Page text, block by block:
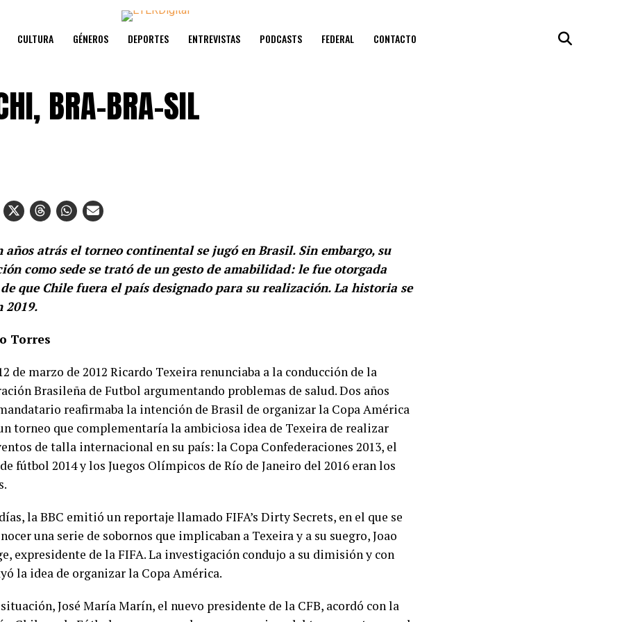
CULTURA GÉNEROS DEPORTES ENTREVISTAS PODCASTS FEDERAL CONTACTO
BRA-BRA-SIL
años atrás el torneo continental se jugó en Brasil. Sin embargo, su
como sede se trató de un gesto de amabilidad: le fue otorgada
que Chile fuera el país designado para su realización. La historia se
2019.
Torres
de marzo de 2012 Ricardo Texeira renunciaba a la conducción de la
Brasileña de Futbol argumentando problemas de salud. Dos años
reafirmaba la intención de Brasil de organizar la Copa América
torneo que complementaría la ambiciosa idea de Texeira de realizar
de talla internacional en su país: la Copa Confederaciones 2013, el
fútbol 2014 y los Juegos Olímpicos de Río de Janeiro del 2016 eran los
la BBC emitió un reportaje llamado FIFA’s Dirty Secrets, en el que se
una serie de sobornos que implicaban a Texeira y a su suegro, Joao
expresidente de la FIFA. La investigación condujo a su dimisión y con
la idea de organizar la Copa América.
José María Marín, el nuevo presidente de la CFB, acordó con la